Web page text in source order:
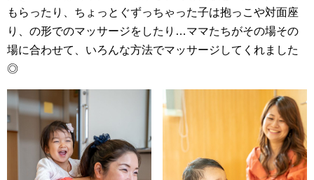
もらったり、ちょっとぐずっちゃった子は抱っこや対面座
り、の形でのマッサージをしたり…ママたちがその場その
場に合わせて、いろんな方法でマッサージしてくれました
◎